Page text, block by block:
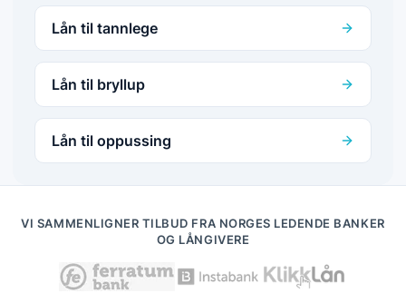
Lån til tannlege
Lån til bryllup
Lån til oppussing
VI SAMMENLIGNER TILBUD FRA NORGES LEDENDE BANKER
OG LÅNGIVERE